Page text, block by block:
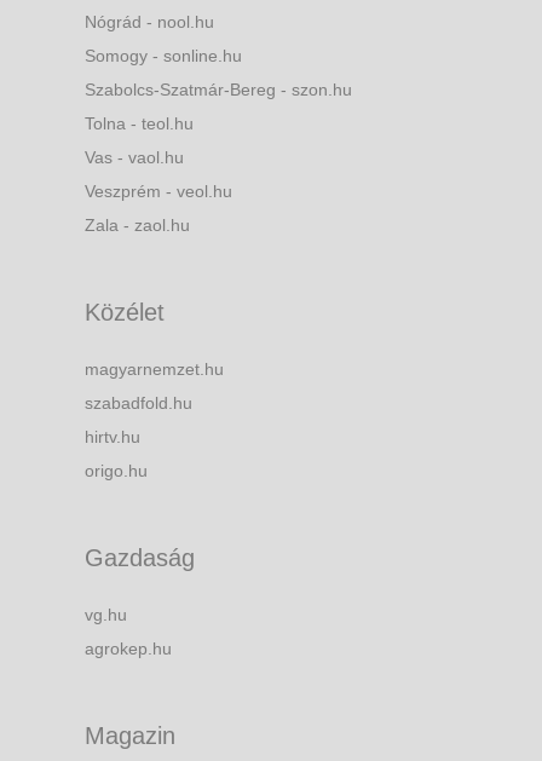
Nógrád - nool.hu
Somogy - sonline.hu
Szabolcs-Szatmár-Bereg - szon.hu
Tolna - teol.hu
Vas - vaol.hu
Veszprém - veol.hu
Zala - zaol.hu
Közélet
magyarnemzet.hu
szabadfold.hu
hirtv.hu
origo.hu
Gazdaság
vg.hu
agrokep.hu
Magazin